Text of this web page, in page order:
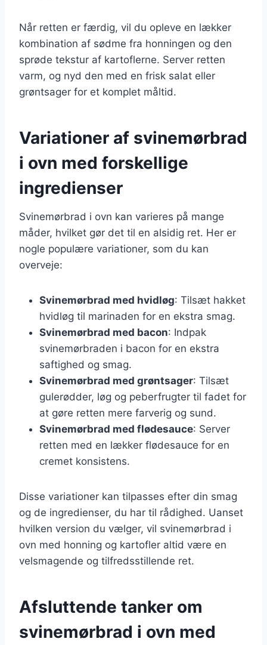
Når retten er færdig, vil du opleve en lækker
kombination af sødme fra honningen og den
sprøde tekstur af kartoflerne. Server retten
varm, og nyd den med en frisk salat eller
grøntsager for et komplet måltid.
Variationer af svinemørbrad
i ovn med forskellige
ingredienser
Svinemørbrad i ovn kan varieres på mange
måder, hvilket gør det til en alsidig ret. Her er
nogle populære variationer, som du kan
overveje:
Svinemørbrad med hvidløg: Tilsæt hakket
hvidløg til marinaden for en ekstra smag.
Svinemørbrad med bacon: Indpak
svinemørbraden i bacon for en ekstra
saftighed og smag.
Svinemørbrad med grøntsager: Tilsæt
gulerødder, løg og peberfrugter til fadet for
at gøre retten mere farverig og sund.
Svinemørbrad med flødesauce: Server
retten med en lækker flødesauce for en
cremet konsistens.
Disse variationer kan tilpasses efter din smag
og de ingredienser, du har til rådighed. Uanset
hvilken version du vælger, vil svinemørbrad i
ovn med honning og kartofler altid være en
velsmagende og tilfredsstillende ret.
Afsluttende tanker om
svinemørbrad i ovn med